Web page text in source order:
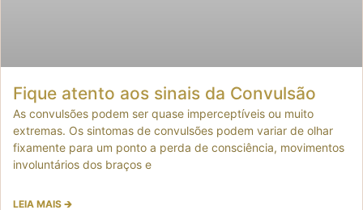
Fique atento aos sinais da Convulsão
As convulsões podem ser quase imperceptíveis ou muito
extremas. Os sintomas de convulsões podem variar de olhar
fixamente para um ponto a perda de consciência, movimentos
involuntários dos braços e
LEIA MAIS 🡲